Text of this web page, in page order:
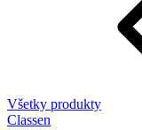
Všetky produkty
Classen